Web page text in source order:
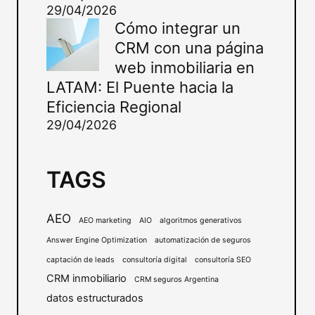
29/04/2026
Cómo integrar un
CRM con una página
web inmobiliaria en
LATAM: El Puente hacia la
Eficiencia Regional
29/04/2026
TAGS
AEO AEO marketing AIO algoritmos generativos
Answer Engine Optimization automatización de seguros
captación de leads consultoría digital consultoría SEO
CRM inmobiliario CRM seguros Argentina
datos estructurados